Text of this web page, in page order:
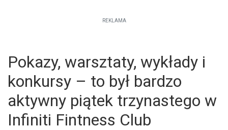
REKLAMA
Pokazy, warsztaty, wykłady i
konkursy – to był bardzo
aktywny piątek trzynastego w
Infiniti Fintness Club